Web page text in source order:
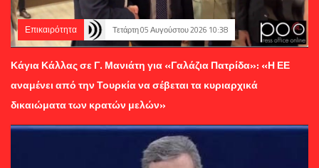
Επικαιρότητα Τετάρτη 05 Αυγούστου 2026 10:38
Κάγια Κάλλας σε Γ. Μανιάτη για «Γαλάζια Πατρίδα»: «Η ΕΕ
αναμένει από την Τουρκία να σέβεται τα κυριαρχικά
δικαιώματα των κρατών μελών»